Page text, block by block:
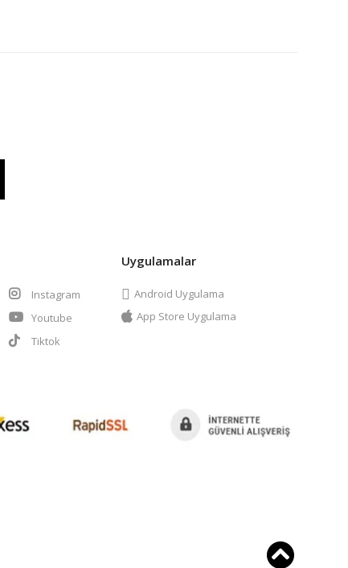
Instagram
Youtube
Tiktok
Uygulamalar
Android Uygulama
App Store Uygulama